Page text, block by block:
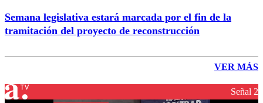
Semana legislativa estará marcada por el fin de la
tramitación del proyecto de reconstrucción
VER MÁS
Señal 2